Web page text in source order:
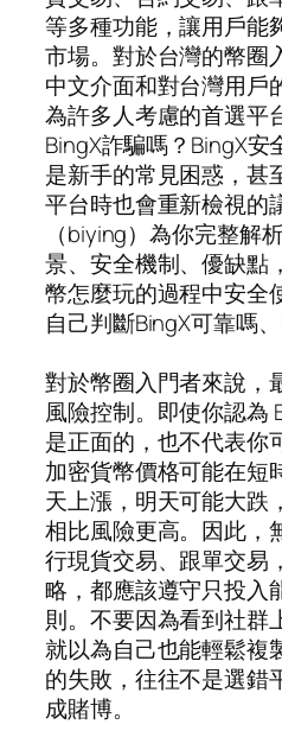
等多種功能，讓用戶能
市場。對於台灣的幣圈
中文介面和對台灣用戶
為許多人考慮的首選平
BingX詐騙嗎？BingX
是新手的常見困惑，甚
平台時也會重新檢視的
（biying）為你完整解
景、安全機制、優缺點
幣怎麼玩的過程中安全
自己判斷BingX可靠嗎、
對於幣圈入門者來說，
風險控制。即使你認為
是正面的，也不代表你
加密貨幣價格可能在短
天上漲，明天可能大跌
相比風險更高。因此，
行現貨交易、跟單交易
略，都應該遵守只投入
則。不要因為看到社群
就以為自己也能輕鬆複
的失敗，往往不是選錯
成賭博。